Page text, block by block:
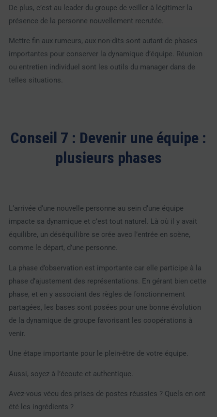
De plus, c’est au leader du groupe de veiller à légitimer la
présence de la personne nouvellement recrutée.
Mettre fin aux rumeurs, aux non-dits sont autant de phases
importantes pour conserver la dynamique d’équipe. Réunion
ou entretien individuel sont les outils du manager dans de
telles situations.
Conseil 7 : Devenir une équipe :
plusieurs phases
L’arrivée d’une nouvelle personne au sein d’une équipe
impacte sa dynamique et c’est tout naturel. Là où il y avait
équilibre, un déséquilibre se crée avec l’entrée en scène,
comme le départ, d’une personne.
La phase d’observation est importante car elle participe à la
phase d’ajustement des représentations. En gérant bien cette
phase, et en y associant des règles de fonctionnement
partagées, les bases sont posées pour une bonne évolution
de la dynamique de groupe favorisant les coopérations à
venir.
Une étape importante pour le plein-être de votre équipe.
Aussi, soyez à l’écoute et authentique.
Avez-vous vécu des prises de postes réussies ? Quels en ont
été les ingrédients ?